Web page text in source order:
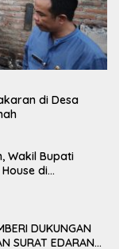
di Desa
Wakil Bupati
di
DUKUNGAN
SURAT EDARAN